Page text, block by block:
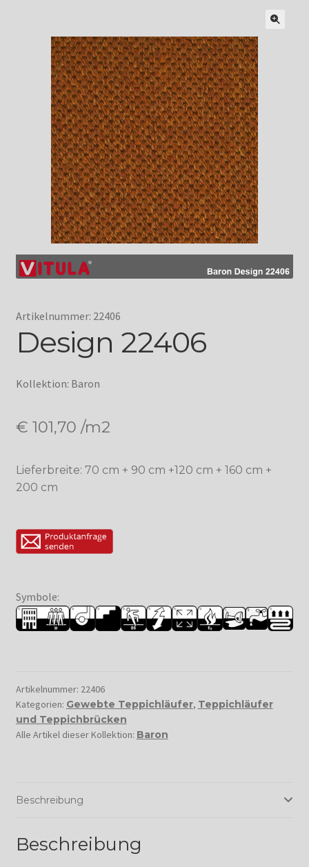
Artikelnummer: 22406
Design 22406
Kollektion: Baron
€ 101,70 /m2
Lieferbreite: 70 cm + 90 cm +120 cm + 160 cm +
200 cm
Symbole:
Artikelnummer: 22406
Kategorien: Gewebte Teppichläufer, Teppichläufer
und Teppichbrücken
Alle Artikel dieser Kollektion: Baron
Beschreibung
Beschreibung